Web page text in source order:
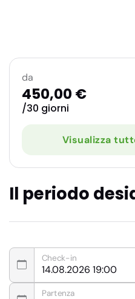
Il periodo
Check-in
Partenza
da
450,00 €
/30 giorni
Visualizza